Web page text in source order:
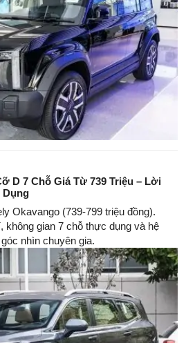
D 7 Chỗ Giá Từ 739 Triệu – Lời
Dụng
Okavango (739-799 triệu đồng).
không gian 7 chỗ thực dụng và hệ
nhìn chuyên gia.